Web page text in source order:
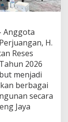
Anggota
H.
Reses
2026
menjadi
berbagai
secara
Jaya